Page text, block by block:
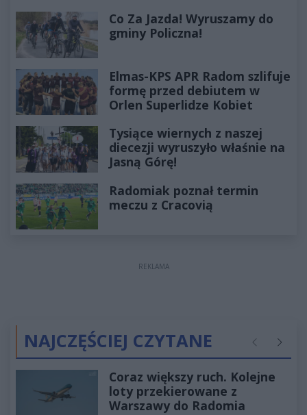
Co Za Jazda! Wyruszamy do
gminy Policzna!
Elmas-KPS APR Radom szlifuje
formę przed debiutem w
Orlen Superlidze Kobiet
Tysiące wiernych z naszej
diecezji wyruszyło właśnie na
Jasną Górę!
Radomiak poznał termin
meczu z Cracovią
REKLAMA
NAJCZĘŚCIEJ CZYTANE Poprzednie
Coraz większy ruch. Kolejne
loty przekierowane z
Warszawy do Radomia